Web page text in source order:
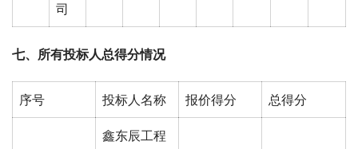
司
七、所有投标人总得分情况
序号 投标人名称 报价得分 总得分
鑫东辰工程